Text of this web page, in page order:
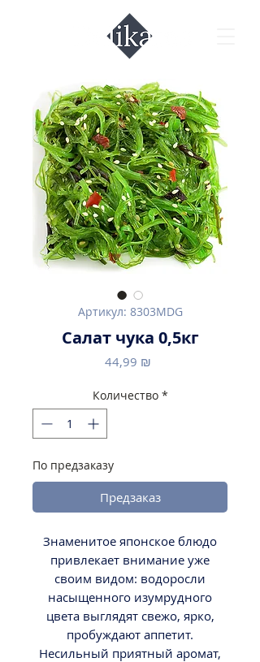
Артикул: 8303MDG
Салат чука 0,5кг
44,99 ₪
Количество *
По предзаказу
Предзаказ
Знаменитое японское блюдо
привлекает внимание уже
своим видом: водоросли
насыщенного изумрудного
цвета выглядят свежо, ярко,
пробуждают аппетит.
Несильный приятный аромат,